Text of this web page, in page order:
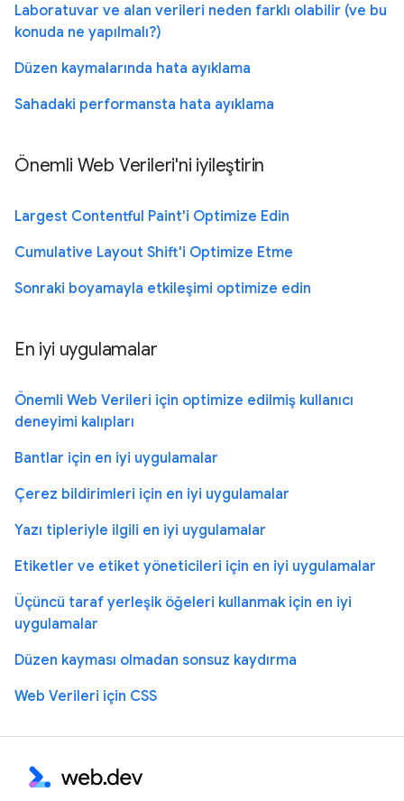
Laboratuvar ve alan verileri neden farklı olabilir (ve bu
konuda ne yapılmalı?)
Düzen kaymalarında hata ayıklama
Sahadaki performansta hata ayıklama
Önemli Web Verileri'ni iyileştirin
Largest Contentful Paint'i Optimize Edin
Cumulative Layout Shift'i Optimize Etme
Sonraki boyamayla etkileşimi optimize edin
En iyi uygulamalar
Önemli Web Verileri için optimize edilmiş kullanıcı
deneyimi kalıpları
Bantlar için en iyi uygulamalar
Çerez bildirimleri için en iyi uygulamalar
Yazı tipleriyle ilgili en iyi uygulamalar
Etiketler ve etiket yöneticileri için en iyi uygulamalar
Üçüncü taraf yerleşik öğeleri kullanmak için en iyi
uygulamalar
Düzen kayması olmadan sonsuz kaydırma
Web Verileri için CSS